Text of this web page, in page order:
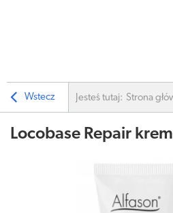
Wstecz Jesteś tutaj: Strona
Locobase Repair